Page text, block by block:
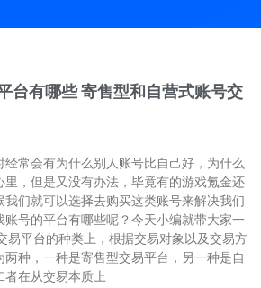
台有哪些 寄售型和自营式账号交
常会有为什么别人账号比自己好，为什么
，但是又没有办法，毕竟有的游戏氪金还
我们就可以选择去购买这类账号来解决我们
账号的平台有哪些呢？今天小编就带大家一
易平台的种类上，根据交易对象以及交易方
种，一种是寄售型交易平台，另一种是自
在从交易本质上